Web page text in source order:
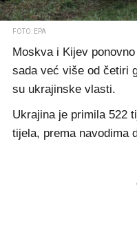
FOTO: EPA
Moskva i Kijev
sada već više od četiri
su ukrajinske vlasti.
Ukrajina je primila 522
tijela, prema navodima